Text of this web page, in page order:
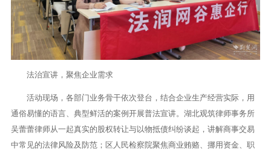
法治宣讲，聚焦企业需求
活动现场，各部门业务骨干依次登台，结合企业生产经营实际，用
通俗易懂的语言、典型鲜活的案例开展普法宣讲。湖北观筑律师事务所
吴蕾蕾律师从一起真实的股权转让与以物抵债纠纷谈起，讲解商事交易
中常见的法律风险及防范；区人民检察院聚焦商业贿赂、挪用资金、职